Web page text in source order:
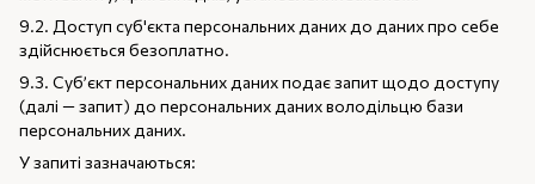
9.2. Доступ суб'єкта персональних даних до даних про себе
здійснюється безоплатно.
9.3. Суб’єкт персональних даних подає запит щодо доступу
(далі — запит) до персональних даних володільцю бази
персональних даних.
У запиті зазначаються: